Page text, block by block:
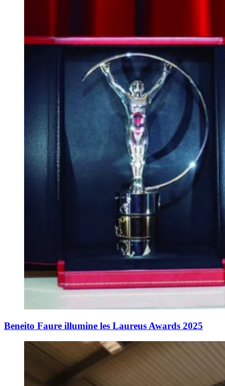
Beneito Faure illumine les Laureus Awards 2025